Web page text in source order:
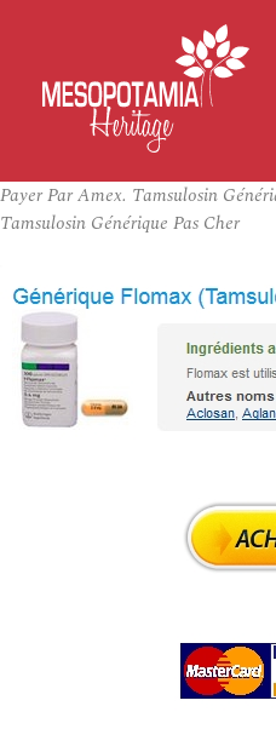
Payer Par Amex. Tamsulosin
Tamsulosin Générique Pas Cher